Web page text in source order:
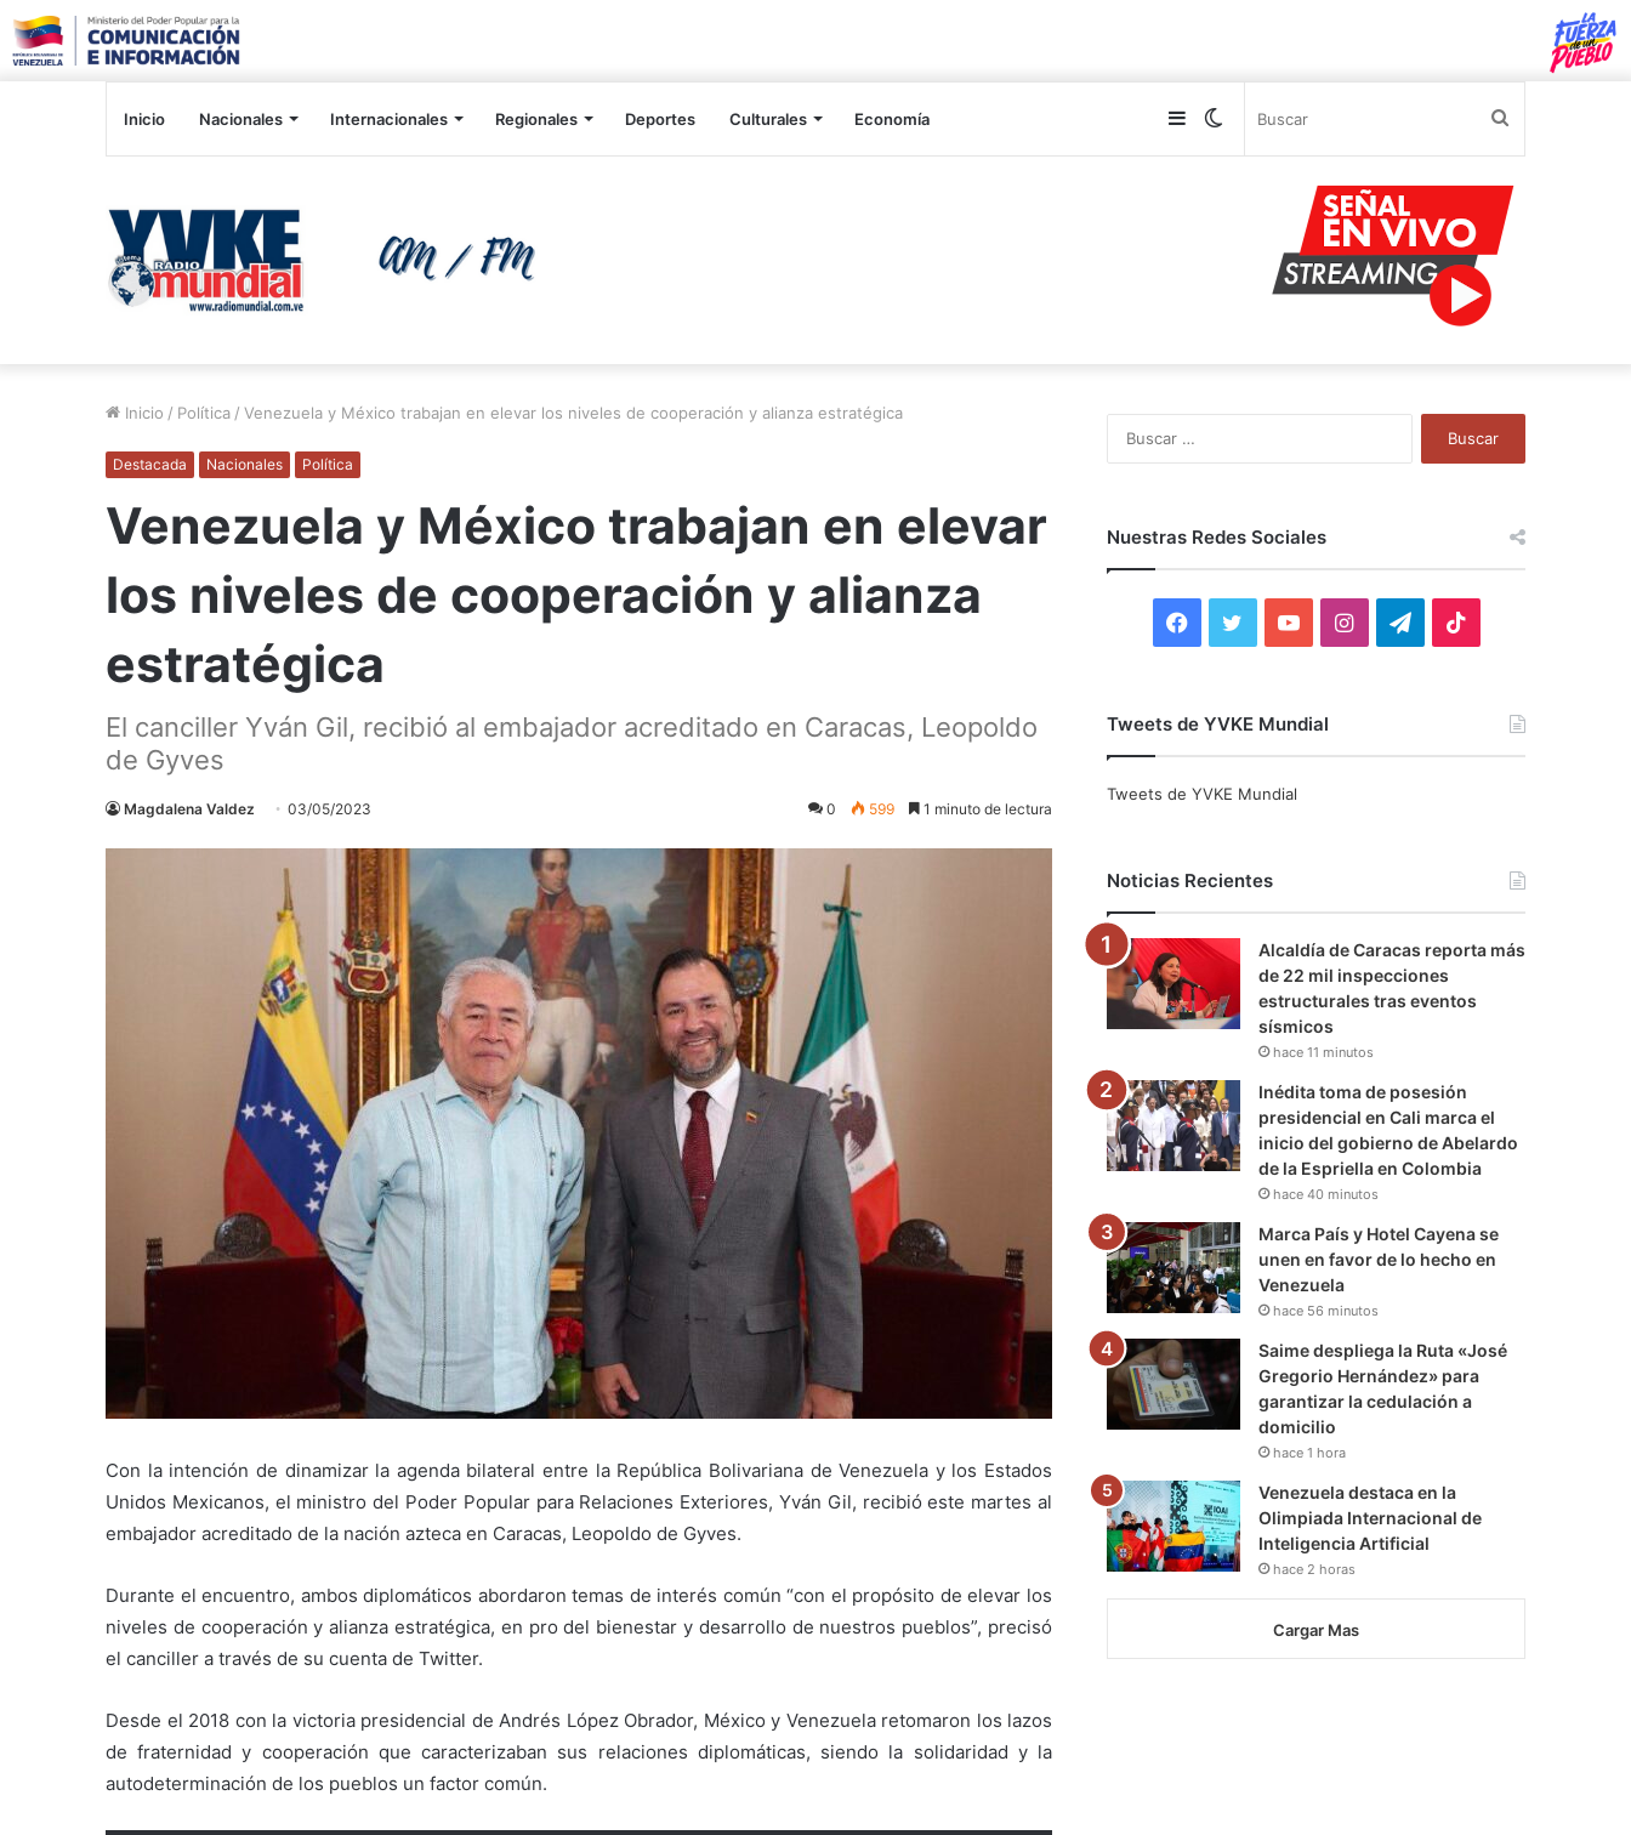
Inicio Nacionales Internacionales Regionales Deportes Culturales Economía Switch
Sidebar
Inicio / Política / Venezuela y México trabajan en elevar los niveles de cooperación y alianza estratégica
Destacada Nacionales Política
Venezuela y México trabajan en elevar
los niveles de cooperación y alianza
estratégica
El canciller Yván Gil, recibió al embajador acreditado en Caracas, Leopoldo
de Gyves
Magdalena Valdez 03/05/2023 0 599 1 minuto de lectura
Con la intención de dinamizar la agenda bilateral entre la República Bolivariana de Venezuela y los Estados
Unidos Mexicanos, el ministro del Poder Popular para Relaciones Exteriores, Yván Gil, recibió este martes al
embajador acreditado de la nación azteca en Caracas, Leopoldo de Gyves.
Durante el encuentro, ambos diplomáticos abordaron temas de interés común “con el propósito de elevar los
niveles de cooperación y alianza estratégica, en pro del bienestar y desarrollo de nuestros pueblos”, precisó
el canciller a través de su cuenta de Twitter.
Desde el 2018 con la victoria presidencial de Andrés López Obrador, México y Venezuela retomaron los lazos
de fraternidad y cooperación que caracterizaban sus relaciones diplomáticas, siendo la solidaridad y la
autodeterminación de los pueblos un factor común.
Nuestras Redes Sociales
F
c
o
i
r
Y
u
e
I
r
a
m
T
a
m
Tweets de YVKE Mundial
Tweets de YVKE Mundial
Noticias Recientes
Alcaldía de Caracas reporta más
de 22 mil inspecciones
estructurales tras eventos
sísmicos
hace 11 minutos
Inédita toma de posesión
presidencial en Cali marca el
inicio del gobierno de Abelardo
de la Espriella en Colombia
hace 40 minutos
Marca País y Hotel Cayena se
unen en favor de lo hecho en
Venezuela
hace 56 minutos
Saime despliega la Ruta «José
Gregorio Hernández» para
garantizar la cedulación a
domicilio
hace 1 hora
Venezuela destaca en la
Olimpiada Internacional de
Inteligencia Artificial
hace 2 horas
Cargar Mas